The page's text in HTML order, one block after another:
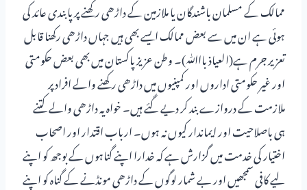
ممالک کے مسلمان باشندگان یا ملازمین کے داڑھی رکھنے پر پابندی عائد کی
ہوئی ہے ان میں سے بعض ممالک ایسے بھی ہیں جہاں داڑھی رکھنا قابل
تعزیر جرم ہے(العیاذ بااﷲ)۔ وطن عزیز پاکستان میں بھی بعض حکومتی
اور غیر حکومتی اداروں اور کمپنیوں میں داڑھی رکھنے والے افراد پر
ملازمت کے دروازے بند کر دیے گئے ہیں۔ خواہ یہ داڑھی والے کتنے
ہی باصلاحیت اور ایماندار کیوں نہ ہوں۔ ارباب اقتدار اور اصحاب
اختیار کی خدمت میں گزارش ہے کہ خدارا اپنے گناہوں کے بوجھ کو اپنے
لیے کافی سمجھیں اور بے شمار لوگوں کے داڑھی مونڈنے کے گناہ کو اپنے